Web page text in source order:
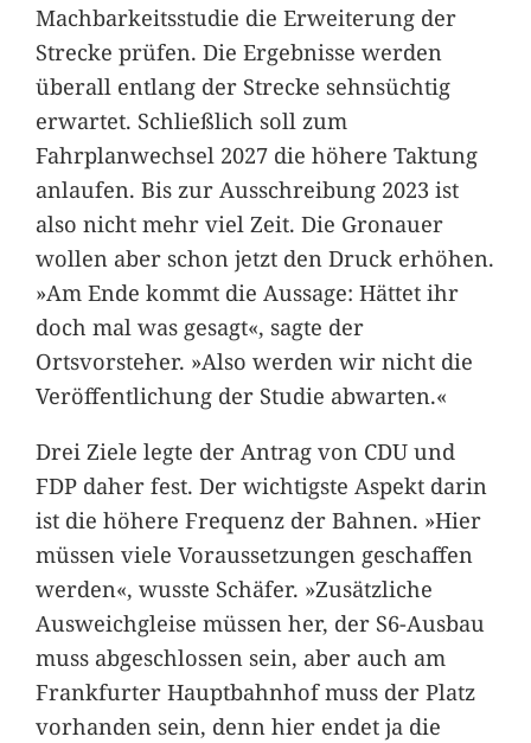
Machbarkeitsstudie die Erweiterung der
Strecke prüfen. Die Ergebnisse werden
überall entlang der Strecke sehnsüchtig
erwartet. Schließlich soll zum
Fahrplanwechsel 2027 die höhere Taktung
anlaufen. Bis zur Ausschreibung 2023 ist
also nicht mehr viel Zeit. Die Gronauer
wollen aber schon jetzt den Druck erhöhen.
»Am Ende kommt die Aussage: Hättet ihr
doch mal was gesagt«, sagte der
Ortsvorsteher. »Also werden wir nicht die
Veröffentlichung der Studie abwarten.«
Drei Ziele legte der Antrag von CDU und
FDP daher fest. Der wichtigste Aspekt darin
ist die höhere Frequenz der Bahnen. »Hier
müssen viele Voraussetzungen geschaffen
werden«, wusste Schäfer. »Zusätzliche
Ausweichgleise müssen her, der S6-Ausbau
muss abgeschlossen sein, aber auch am
Frankfurter Hauptbahnhof muss der Platz
vorhanden sein, denn hier endet ja die